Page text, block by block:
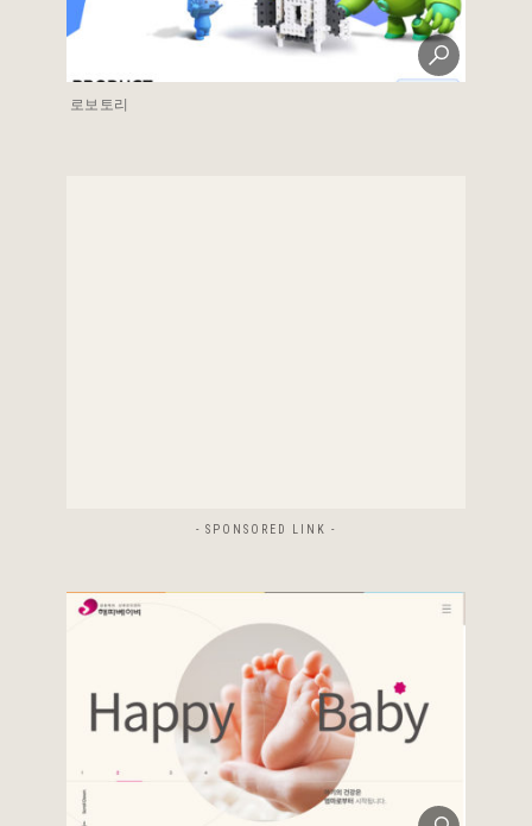
로보토리
- SPONSORED LINK -